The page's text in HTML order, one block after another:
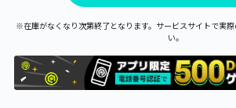
※在庫がなくなり次第終了となります。サービスサイトで実
い。